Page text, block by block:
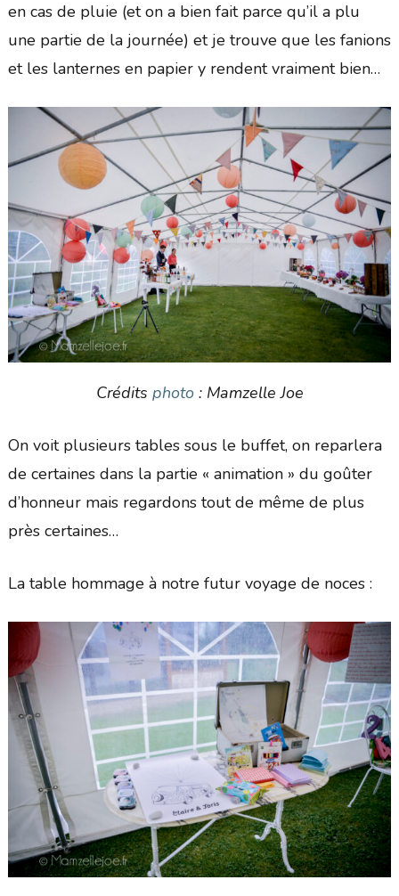
en cas de pluie (et on a bien fait parce qu’il a plu
une partie de la journée) et je trouve que les fanions
et les lanternes en papier y rendent vraiment bien…
Crédits photo: Mamzelle Joe
On voit plusieurs tables sous le buffet, on reparlera
de certaines dans la partie « animation » du goûter
d’honneur mais regardons tout de même de plus
près certaines…
La table hommage à notre futur voyage de noces :